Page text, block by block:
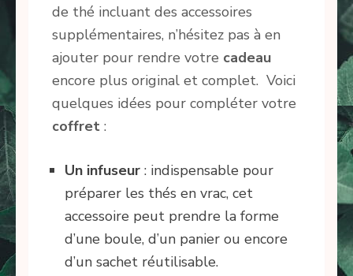
de thé incluant des accessoires
supplémentaires, n’hésitez pas à en
ajouter pour rendre votre cadeau
encore plus original et complet. Voici
quelques idées pour compléter votre
coffret :
Un infuseur : indispensable pour
préparer les thés en vrac, cet
accessoire peut prendre la forme
d’une boule, d’un panier ou encore
d’un sachet réutilisable.